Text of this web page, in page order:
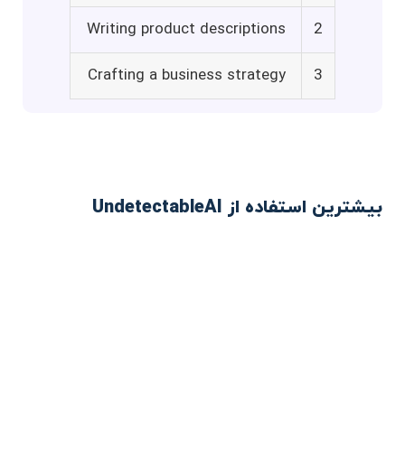
2
Writing product descriptions
3
Crafting a business strategy
بیشترین استفاده از UndetectableAI